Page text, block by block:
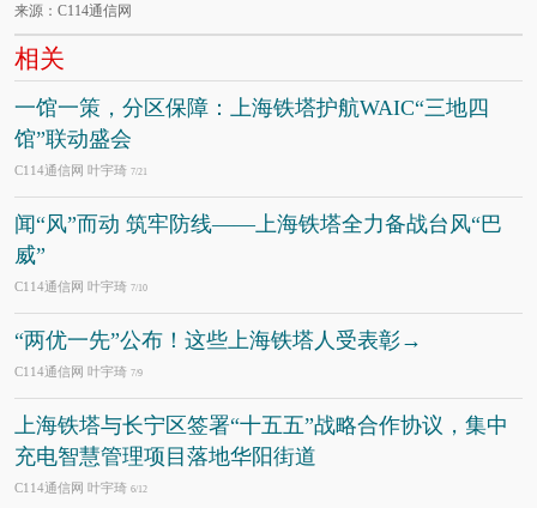
来源：C114通信网
相关
一馆一策，分区保障：上海铁塔护航WAIC“三地四
馆”联动盛会
C114通信网 叶宇琦 7/21
闻“风”而动 筑牢防线——上海铁塔全力备战台风“巴
威”
C114通信网 叶宇琦 7/10
“两优一先”公布！这些上海铁塔人受表彰→
C114通信网 叶宇琦 7/9
上海铁塔与长宁区签署“十五五”战略合作协议，集中
充电智慧管理项目落地华阳街道
C114通信网 叶宇琦 6/12